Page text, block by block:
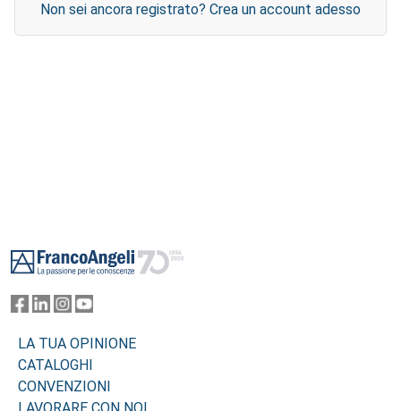
Non sei ancora registrato? Crea un account adesso
LA TUA OPINIONE
CATALOGHI
CONVENZIONI